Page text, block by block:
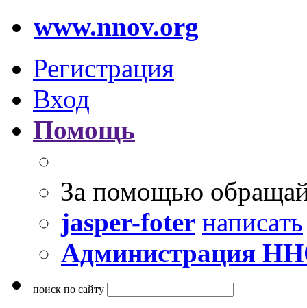
www.nnov.org
Регистрация
Вход
Помощь
За помощью
jasper-foter написать
Администрация
поиск по сайту